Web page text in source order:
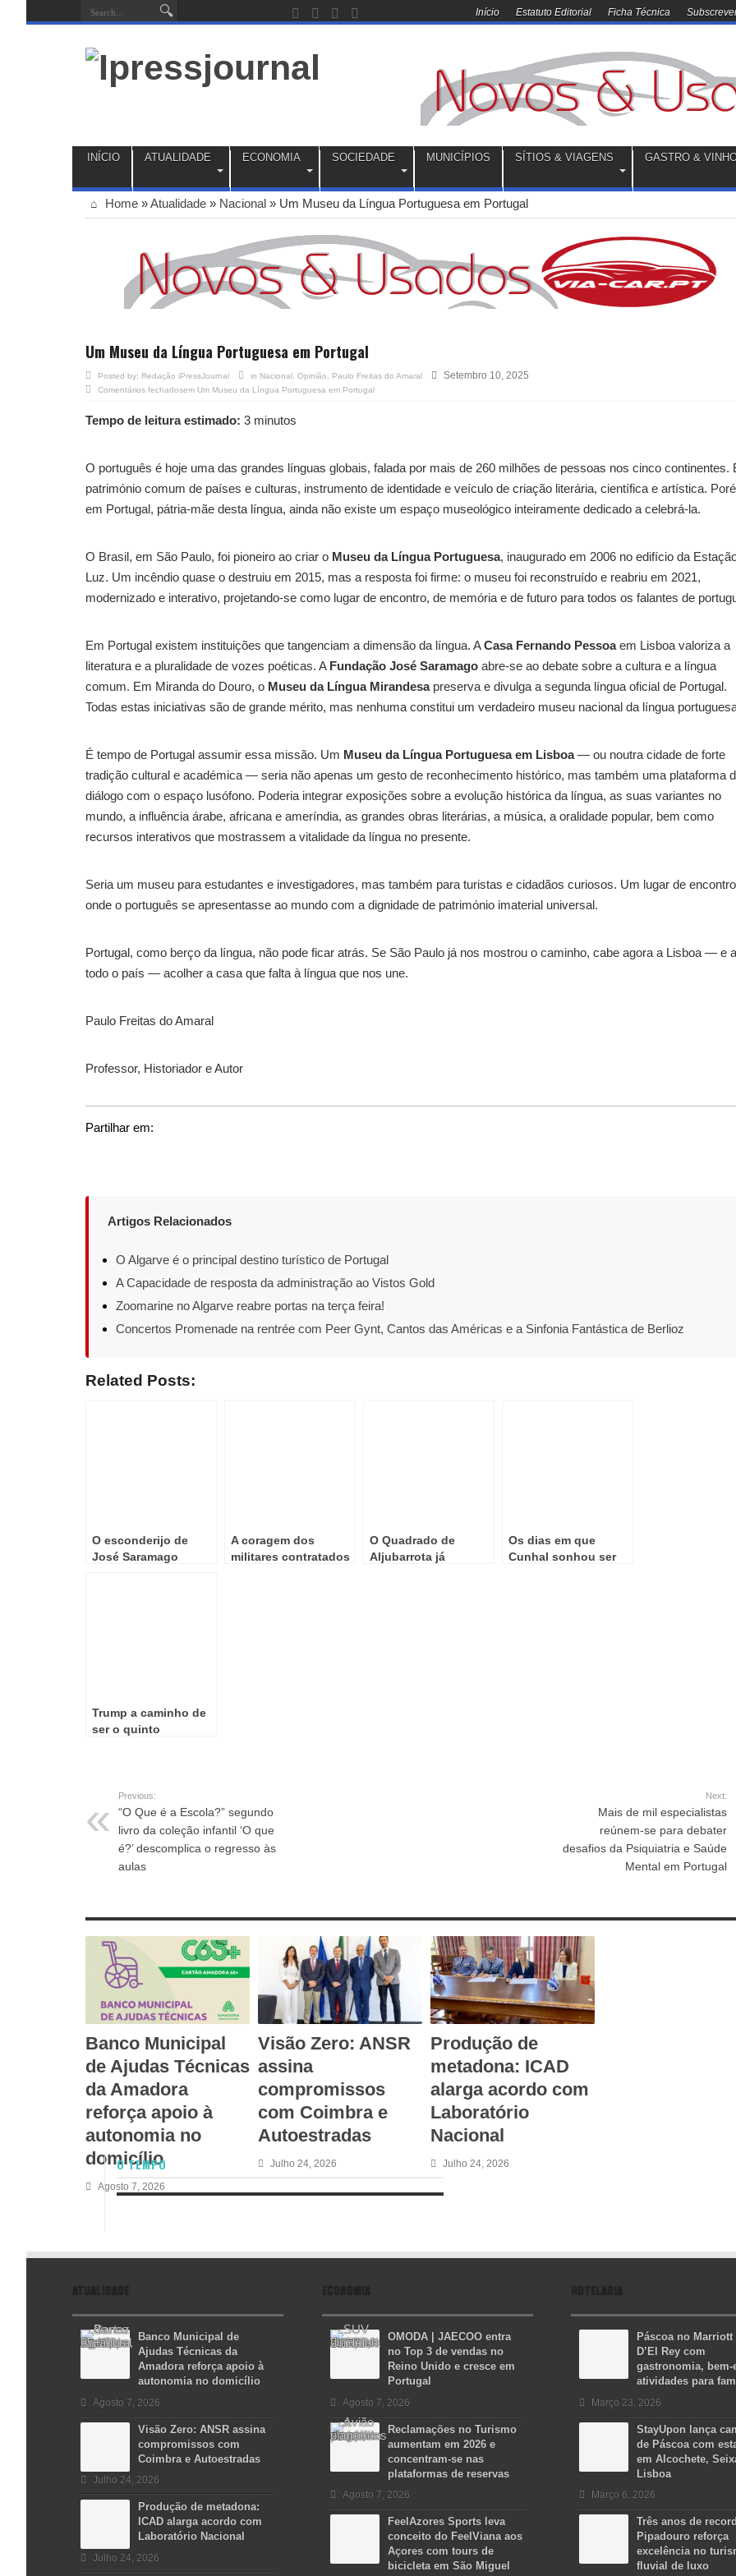
Início Estatuto Editorial Ficha Técnica
INÍCIO ATUALIDADE ECONOMIA SOCIEDADE MUNICÍPIOS SÍTIOS & VIAGENS GASTRO &
Home »Atualidade » Nacional » Um Museu da Língua Portuguesa em Portugal
Um Museu da Língua Portuguesa em Portugal
Posted by: Redação iPressJournal in Nacional Opinião Paulo Freitas do Amaral Setembro 10, 2025
Comentários fechadosem Um Museu da Língua Portuguesa em Portugal
Tempo de leitura estimado: 3 minutos
O português é hoje uma das grandes línguas globais, falada por mais de 260 milhões de pessoas nos cinco continentes.
património comum de países e culturas, instrumento de identidade e veículo de criação literária, científica e artística.
em Portugal, pátria-mãe desta língua, ainda não existe um espaço museológico inteiramente dedicado a celebrá-la.
O Brasil, em São Paulo, foi pioneiro ao criar o Museu da Língua Portuguesa, inaugurado em 2006 no edifício da
Luz. Um incêndio quase o destruiu em 2015, mas a resposta foi firme: o museu foi reconstruído e reabriu em 2021,
modernizado e interativo, projetando-se como lugar de encontro, de memória e de futuro para todos os falantes de
Em Portugal existem instituições que tangenciam a dimensão da língua. ACasa Fernando Pessoaem Lisboa valoriza a
literatura e a pluralidade de vozes poéticas. A Fundação José Saramago abre-se ao debate sobre a cultura e a língua
comum. Em Miranda do Douro, o Museu da Língua Mirandesapreserva e divulga a segunda língua oficial de Portugal.
Todas estas iniciativas são de grande mérito, mas nenhuma constitui um verdadeiro museu nacional da língua
É tempo de Portugal assumir essa missão. Um Museu da Língua Portuguesa em Lisboa— ou noutra cidade de forte
tradição cultural e académica — seria não apenas um gesto de reconhecimento histórico, mas também uma plataforma
diálogo com o espaço lusófono. Poderia integrar exposições sobre a evolução histórica da língua, as suas variantes no
mundo, a influência árabe, africana e ameríndia, as grandes obras literárias, a música, a oralidade popular, bem como
recursos interativos que mostrassem a vitalidade da língua no presente.
Seria um museu para estudantes e investigadores, mas também para turistas e cidadãos curiosos. Um lugar de encontro
onde o português se apresentasse ao mundo com a dignidade de património imaterial universal.
Portugal, como berço da língua, não pode ficar atrás. Se São Paulo já nos mostrou o caminho, cabe agora a Lisboa — e a
todo o país — acolher a casa que falta à língua que nos une.
Paulo Freitas do Amaral
Professor, Historiador e Autor
Partilhar em:
Artigos Relacionados
O Algarve é o principal destino turístico de Portugal
A Capacidade de resposta da administração ao Vistos Gold
Zoomarine no Algarve reabre portas na terça feira!
Concertos Promenade na rentrée com Peer Gynt, Cantos das Américas e a Sinfonia Fantástica de Berlioz
Related Posts:
O esconderijo de
José Saramago
A coragem dos
militares contratados
O Quadrado de
Aljubarrota já
Os dias em que
Cunhal sonhou ser
Trump a caminho de
ser o quinto
Obama precisou
apenas de nove
meses para o
conquistar
Previous:
“O Que é a Escola?” segundo
livro da coleção infantil ‘O que
é?’ descomplica o regresso às
aulas
Next:
Mais de mil especialistas
reúnem-se para debater
desafios da Psiquiatria e Saúde
Mental em Portugal
Banco Municipal
de Ajudas Técnicas
da Amadora
reforça apoio à
autonomia no
domicílio
Agosto 7, 2026
Visão Zero: ANSR
assina
compromissos
com Coimbra e
Autoestradas
Julho 24, 2026
Produção de
metadona: ICAD
alarga acordo com
Laboratório
Nacional
Julho 24, 2026
O TEMPO
ATUALIDADE
Banco Municipal de
Ajudas Técnicas da
Amadora reforça apoio à
autonomia no domicílio
Agosto 7, 2026
Visão Zero: ANSR assina
compromissos com
Coimbra e Autoestradas
Julho 24, 2026
Produção de metadona:
ICAD alarga acordo com
Laboratório Nacional
Julho 24, 2026
ECONOMIA
OMODA | JAECOO entra
no Top 3 de vendas no
Reino Unido e cresce em
Portugal
Agosto 7, 2026
Reclamações no Turismo
aumentam em 2026 e
concentram-se nas
plataformas de reservas
Agosto 7, 2026
FeelAzores Sports leva
conceito do FeelViana aos
Açores com tours de
bicicleta em São Miguel
HOTELARIA
Páscoa no Marriott
D’El Rey com
gastronomia, bem-
atividades para
Março 23, 2026
StayUpon lança
de Páscoa com
em Alcochete,
Lisboa
Março 6, 2026
Três anos de
Pipadouro reforça
excelência no
fluvial de luxo